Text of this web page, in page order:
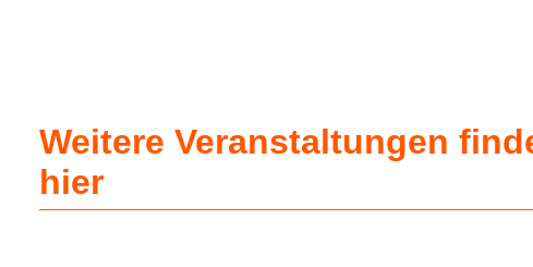
Weitere Veranstaltungen
hier